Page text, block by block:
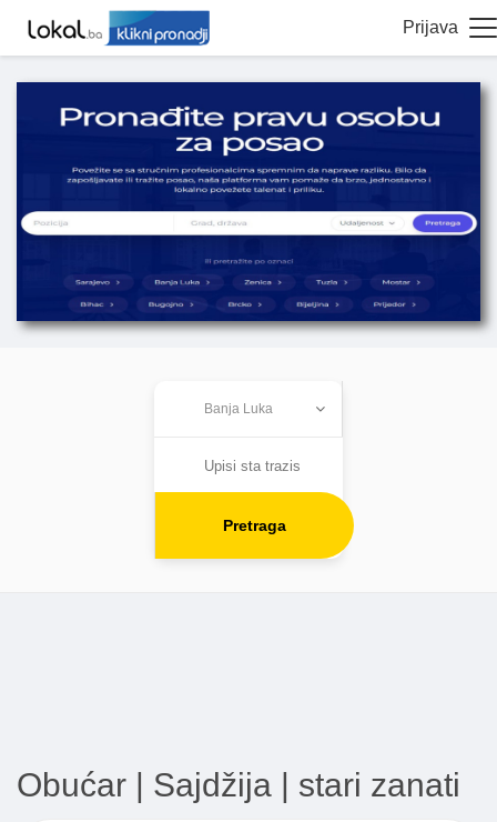
Prijava
Pretraga
Obućar | Sajdžija | stari zanati